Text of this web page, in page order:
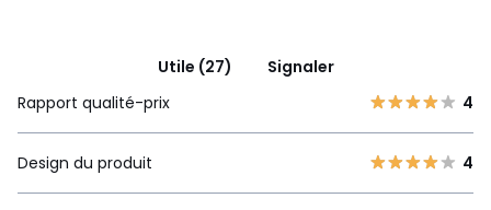
Utile (27)
Signaler
Rapport qualité-prix
4
Design du produit 4